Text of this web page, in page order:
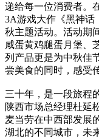
递给每一位消费者。
3A游戏大作《黑神话
秋主题活动。活动期
咸蛋黄鸡腿蛋月堡、
列产品更是为中秋佳
尝美食的同时，感受
三十年，是一段旅程
陕西市场总经理杜延
麦当劳在中西部发展
湖北的不同城市，未